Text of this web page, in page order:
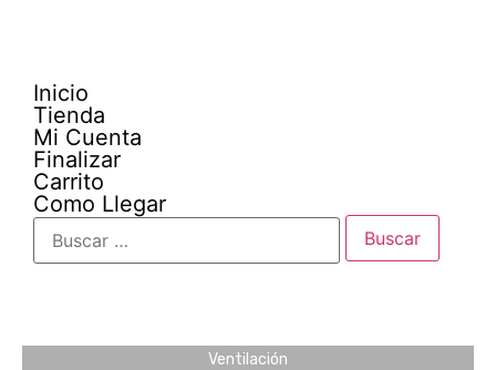
Inicio
Tienda
Mi Cuenta
Finalizar
Carrito
Como Llegar
Ventilación